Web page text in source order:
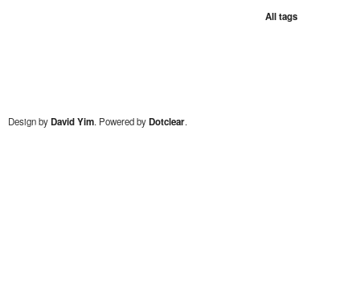
All tags
Design byDavid Yim. Powered byDotclear.